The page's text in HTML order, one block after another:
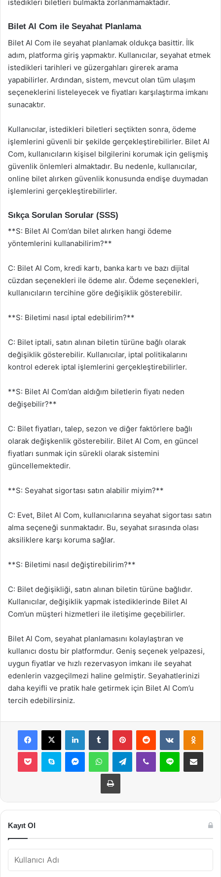
istedikleri biletleri bulmakta zorlanmamaktadır.
Bilet Al Com ile Seyahat Planlama
Bilet Al Com ile seyahat planlamak oldukça basittir. İlk
adım, platforma giriş yapmaktır. Kullanıcılar, seyahat etmek
istedikleri tarihleri ve güzergahları girerek arama
yapabilirler. Ardından, sistem, mevcut olan tüm ulaşım
seçeneklerini listeleyecek ve fiyatları karşılaştırma imkanı
sunacaktır.
Kullanıcılar, istedikleri biletleri seçtikten sonra, ödeme
işlemlerini güvenli bir şekilde gerçekleştirebilirler. Bilet Al
Com, kullanıcıların kişisel bilgilerini korumak için gelişmiş
güvenlik önlemleri almaktadır. Bu nedenle, kullanıcılar,
online bilet alırken güvenlik konusunda endişe duymadan
işlemlerini gerçekleştirebilirler.
Sıkça Sorulan Sorular (SSS)
**S: Bilet Al Com’dan bilet alırken hangi ödeme
yöntemlerini kullanabilirim?**
C: Bilet Al Com, kredi kartı, banka kartı ve bazı dijital
cüzdan seçenekleri ile ödeme alır. Ödeme seçenekleri,
kullanıcıların tercihine göre değişiklik gösterebilir.
**S: Biletimi nasıl iptal edebilirim?**
C: Bilet iptali, satın alınan biletin türüne bağlı olarak
değişiklik gösterebilir. Kullanıcılar, iptal politikalarını
kontrol ederek iptal işlemlerini gerçekleştirebilirler.
**S: Bilet Al Com’dan aldığım biletlerin fiyatı neden
değişebilir?**
C: Bilet fiyatları, talep, sezon ve diğer faktörlere bağlı
olarak değişkenlik gösterebilir. Bilet Al Com, en güncel
fiyatları sunmak için sürekli olarak sistemini
güncellemektedir.
**S: Seyahat sigortası satın alabilir miyim?**
C: Evet, Bilet Al Com, kullanıcılarına seyahat sigortası satın
alma seçeneği sunmaktadır. Bu, seyahat sırasında olası
aksiliklere karşı koruma sağlar.
**S: Biletimi nasıl değiştirebilirim?**
C: Bilet değişikliği, satın alınan biletin türüne bağlıdır.
Kullanıcılar, değişiklik yapmak istediklerinde Bilet Al
Com’un müşteri hizmetleri ile iletişime geçebilirler.
Bilet Al Com, seyahat planlamasını kolaylaştıran ve
kullanıcı dostu bir platformdur. Geniş seçenek yelpazesi,
uygun fiyatlar ve hızlı rezervasyon imkanı ile seyahat
edenlerin vazgeçilmezi haline gelmiştir. Seyahatlerinizi
daha keyifli ve pratik hale getirmek için Bilet Al Com’u
tercih edebilirsiniz.
Facebook
X LinkedInTumblr PinterestReddit VKontakte
Pocket Skype MessengerWhatsAppTelegramViber Line E-Posta ile
Yazdır
Kayıt Ol